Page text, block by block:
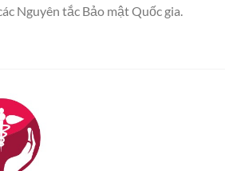
Nguyên tắc Bảo mật Quốc gia.